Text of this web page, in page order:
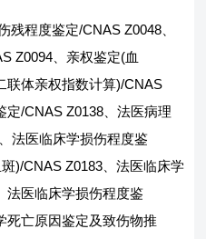
残程度鉴定/CNAS Z0048、
Z0094、亲权鉴定(血
联体亲权指数计算)/CNAS
定/CNAS Z0138、法医病理
法医临床学损伤程度鉴
)/CNAS Z0183、法医临床学
法医临床学损伤程度鉴
死亡原因鉴定及致伤物推